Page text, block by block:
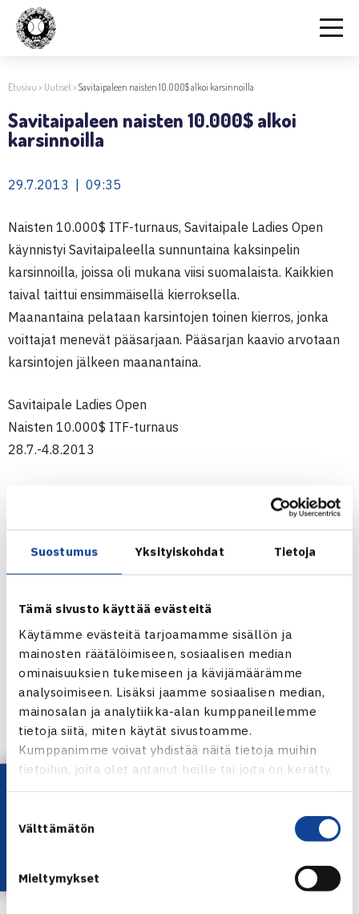
Suostumus Yksityiskohdat Tietoja
Tämä sivusto käyttää evästeitä
Käytämme evästeitä tarjoamamme sisällön ja
mainosten räätälöimiseen, sosiaalisen median
ominaisuuksien tukemiseen ja kävijämäärämme
analysoimiseen. Lisäksi jaamme sosiaalisen median,
mainosalan ja analytiikka-alan kumppaneillemme
tietoja siitä, miten käytät sivustoamme.
Kumppanimme voivat yhdistää näitä tietoja muihin
tietoihin, joita olet antanut heille tai joita on kerätty,
kun olet käyttänyt heidän palvelujaan.
valinta
Välttämätön
Mieltymykset
Etusivu > Uutiset>Savitaipaleen naisten 10.000$ alkoi karsinnoilla
Savitaipaleen naisten 10.000$ alkoi
karsinnoilla
29.7.2013 | 09:35
Naisten 10.000$ ITF-turnaus, Savitaipale Ladies Open
käynnistyi Savitaipaleella sunnuntaina kaksinpelin
karsinnoilla, joissa oli mukana viisi suomalaista. Kaikkien
taival taittui ensimmäisellä kierroksella.
Maanantaina pelataan karsintojen toinen kierros, jonka
voittajat menevät pääsarjaan. Pääsarjan kaavio arvotaan
karsintojen jälkeen maanantaina.
Savitaipale Ladies Open
Naisten 10.000$ ITF-turnaus
28.7.-4.8.2013
1.kierrosta: Daria Ponomareva Venäjä – Saana Saarteinen
Komardina Venäjä – Heini Salonen 61 63, Anna Velica
Kim Hausler Sveitsi – Nanette Nylund 57 62 63, Helene
Scholsen Belgia – Elina Joronen
26 60 62
Turnaus verkossa
Lataa OmaTennis!